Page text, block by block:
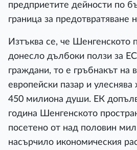
предприетите дейности по
граница за предотвратяване
Изтъква се, че Шенгенското
донесло дълбоки ползи за
граждани, то е гръбнакът на
европейски пазар и
450 милиона души. ЕК
година Шенгенското
посетено от над половин
насърчило икономическия